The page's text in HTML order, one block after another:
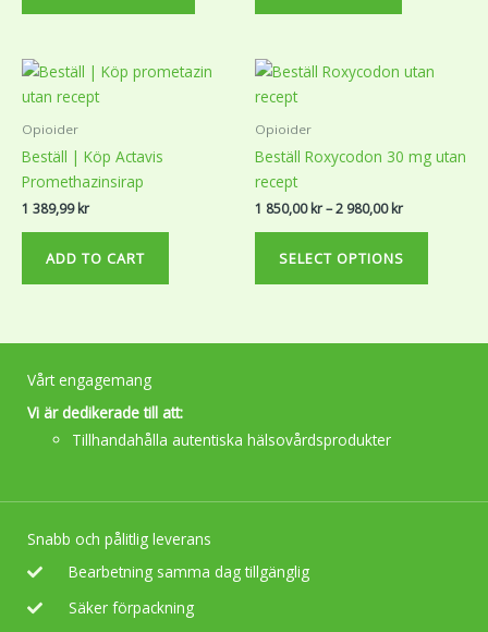
on
Opioider
Beställ | Köp Actavis
Promethazinsirap
1 389,99kr
ADD TO CART
Opioider
Beställ Roxycodon 30 mg utan
recept
1 850,00kr–2 980,00kr
Price
range:
2
980,00 kr
SELECT OPTIONS
This
variants.
the
Vårt engagemang
Vi är dedikerade till att:
Tillhandahålla autentiska hälsovårdsprodukter
Snabb och pålitlig leverans
Bearbetning samma dag tillgänglig
Säker förpackning